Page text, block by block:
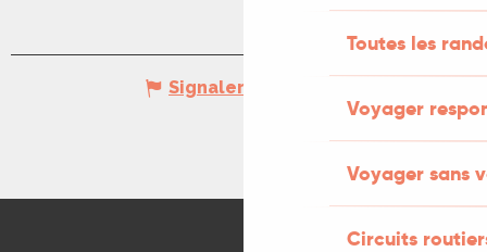
Toutes les
Voyager
Voyager sans
Circuits
Signaler une erreur